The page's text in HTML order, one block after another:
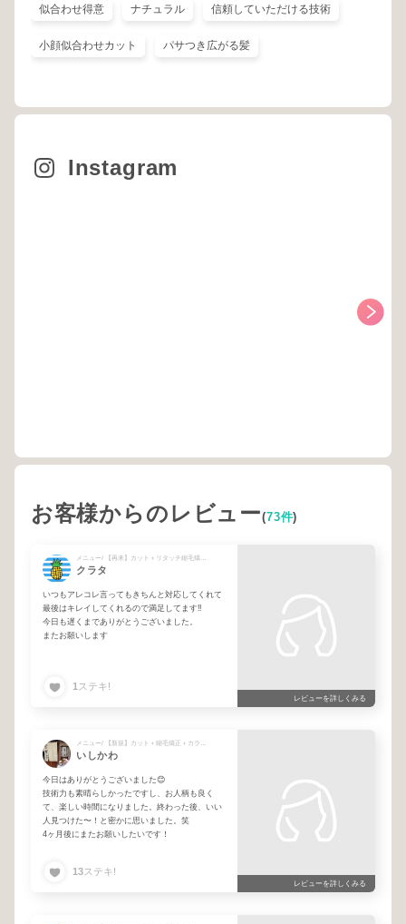
似合わせ得意 ナチュラル 信頼していただける技術
小顔似合わせカット パサつき広がる髪
Instagram
お客様からのレビュー(73件)
クラタ
いつもアレコレ言ってもきちんと対応してくれて
最後はキレイしてくれるので満足してます‼️
今日も遅くまでありがとうございました。
またお願いします
1 ステキ!
レビューを詳しくみる
いしかわ
今日はありがとうございました😊
技術力も素晴らしかったですし、お人柄も良く
て、楽しい時間になりました。終わった後、いい
人見つけた〜！と密かに思いました。笑
4ヶ月後にまたお願いしたいです！
13ステキ!
レビューを詳しくみる